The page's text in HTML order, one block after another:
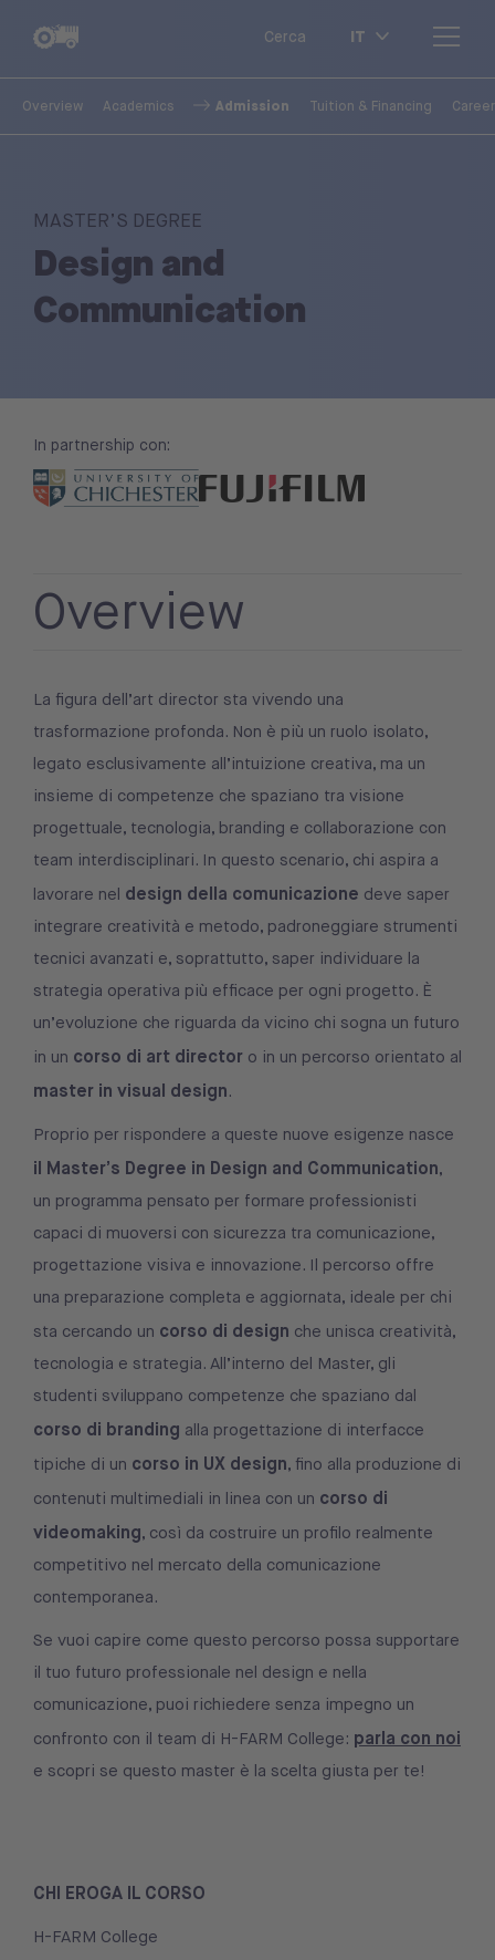
Cerca IT
Overview Academics Admission Tuition & Financing Career
MASTER’S DEGREE
Design and
Communication
In partnership con:
Overview
La figura dell’art director sta vivendo una
trasformazione profonda. Non è più un ruolo isolato,
legato esclusivamente all’intuizione creativa, ma un
insieme di competenze che spaziano tra visione
progettuale, tecnologia, branding e collaborazione con
team interdisciplinari. In questo scenario, chi aspira a
lavorare nel design della comunicazione deve saper
integrare creatività e metodo, padroneggiare strumenti
tecnici avanzati e, soprattutto, saper individuare la
strategia operativa più efficace per ogni progetto. È
un’evoluzione che riguarda da vicino chi sogna un futuro
in un corso di art director o in un percorso orientato al
master in visual design.
Proprio per rispondere a queste nuove esigenze nasce
il Master’s Degree in Design and Communication,
un programma pensato per formare professionisti
capaci di muoversi con sicurezza tra comunicazione,
progettazione visiva e innovazione. Il percorso offre
una preparazione completa e aggiornata, ideale per chi
sta cercando un corso di design che unisca creatività,
tecnologia e strategia. All’interno del Master, gli
studenti sviluppano competenze che spaziano dal
corso di branding alla progettazione di interfacce
tipiche di un corso in UX design, fino alla produzione di
contenuti multimediali in linea con un corso di
videomaking, così da costruire un profilo realmente
competitivo nel mercato della comunicazione
contemporanea.
Se vuoi capire come questo percorso possa supportare
il tuo futuro professionale nel design e nella
comunicazione, puoi richiedere senza impegno un
confronto con il team di H-FARM College: parla con noi
e scopri se questo master è la scelta giusta per te!
CHI EROGA IL CORSO
H-FARM College